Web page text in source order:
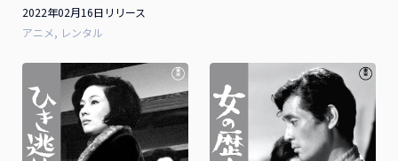
2022年02月16日リリース
アニメ
レンタル